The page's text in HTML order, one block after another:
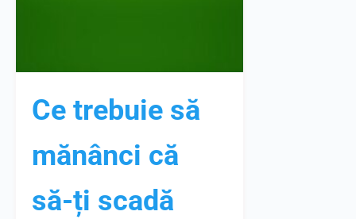
Ce trebuie să
mănânci că
să-ți scadă